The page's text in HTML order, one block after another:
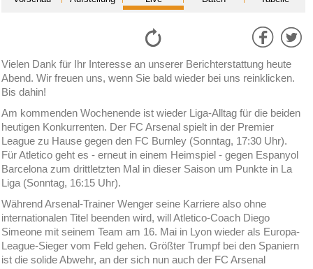
Vielen Dank für Ihr Interesse an unserer Berichterstattung heute
Abend. Wir freuen uns, wenn Sie bald wieder bei uns reinklicken.
Bis dahin!
Am kommenden Wochenende ist wieder Liga-Alltag für die beiden
heutigen Konkurrenten. Der FC Arsenal spielt in der Premier
League zu Hause gegen den FC Burnley (Sonntag, 17:30 Uhr).
Für Atletico geht es - erneut in einem Heimspiel - gegen Espanyol
Barcelona zum drittletzten Mal in dieser Saison um Punkte in La
Liga (Sonntag, 16:15 Uhr).
Während Arsenal-Trainer Wenger seine Karriere also ohne
internationalen Titel beenden wird, will Atletico-Coach Diego
Simeone mit seinem Team am 16. Mai in Lyon wieder als Europa-
League-Sieger vom Feld gehen. Größter Trumpf bei den Spaniern
ist die solide Abwehr, an der sich nun auch der FC Arsenal